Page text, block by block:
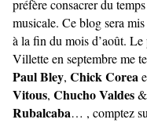
préfère consacrer du
musicale. Ce blog sera
à la fin du mois d’août.
Villette en septembre me
Paul Bley, Chick Corea
Vitous, Chucho Valdes&
Rubalcaba… , comptez